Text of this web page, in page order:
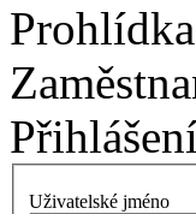
Uživatelské jméno